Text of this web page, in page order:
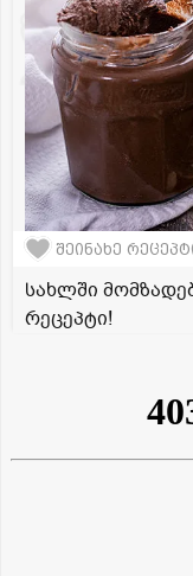
შეინახე
სახლში
რეცეპტი!